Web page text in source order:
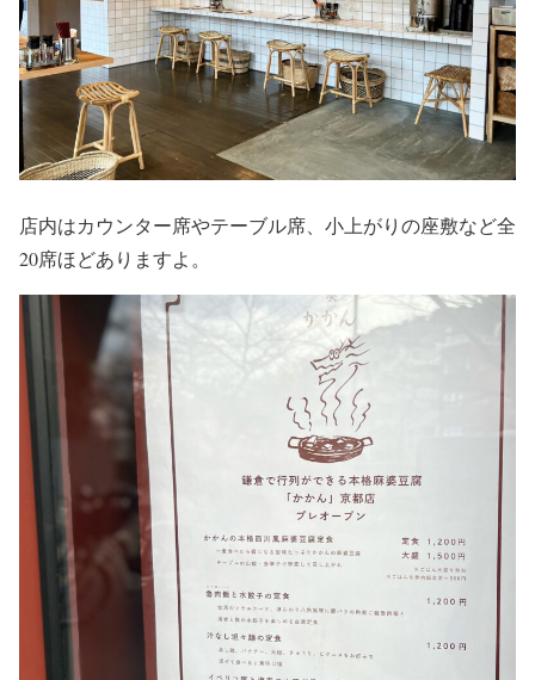
店内はカウンター席やテーブル席、小上がりの座敷など全
20席ほどありますよ。